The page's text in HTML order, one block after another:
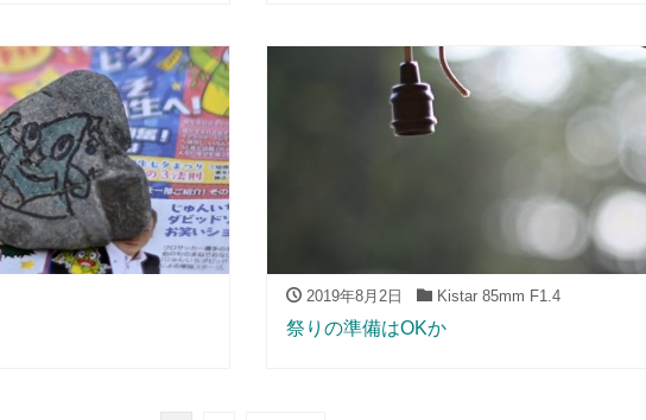
2019年8月2日 Kistar 85mm F1.4
祭りの準備はOKか